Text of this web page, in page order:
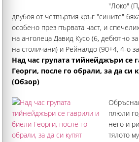
"Локо"
двубоя от четвъртия кръг "сините"
особено през първата част, и
на анголеца Давид Кусо (6, дебютно
на столичани) и Рейналдо (90+4, 4-о
Над час групата тийнейджъри се
Георги, после го обрали, за да си
(Обзор)
плюли
него и
тялото